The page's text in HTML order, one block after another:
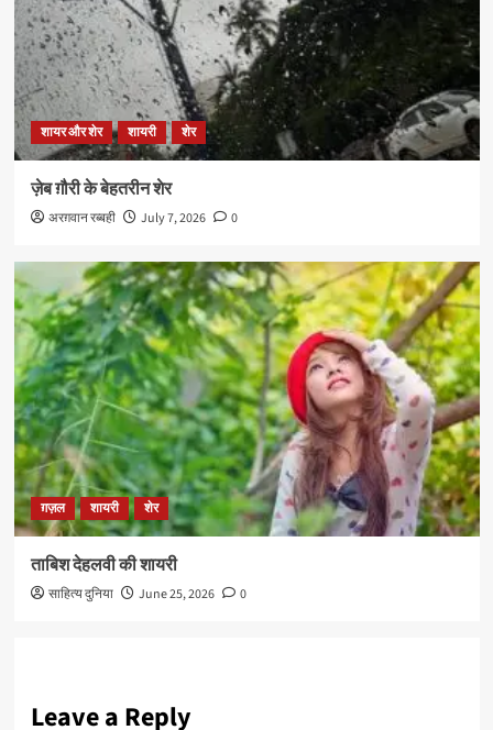
शायर और शेर शायरी शेर
ज़ेब ग़ौरी के बेहतरीन शेर
अरग़वान रब्बही July 7, 2026 0
ग़ज़ल शायरी शेर
ताबिश देहलवी की शायरी
साहित्य दुनिया June 25, 2026 0
Leave a Reply